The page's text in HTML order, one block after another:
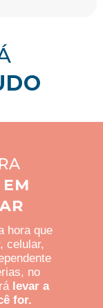
EM
hora que
celular,
no
levar a
for.